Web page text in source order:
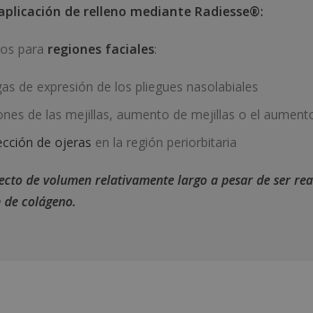
de relleno mediante Radiesse®️:
para regiones faciales:
de expresión de los pliegues nasolabiales
de las mejillas, aumento de mejillas o el
de ojeras en la región periorbitaria
de volumen relativamente largo a pesar de ser
colágeno.